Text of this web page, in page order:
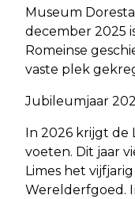
Museum
december 2025
Romeinse
vaste plek
Jubileumjaar
In 2026 krijgt de
voeten. Dit jaar
Limes het
Werelderfgoed.